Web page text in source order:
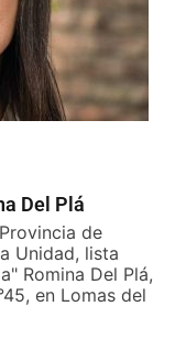
Del Plá
de
Unidad, lista
Romina Del Plá,
en Lomas del